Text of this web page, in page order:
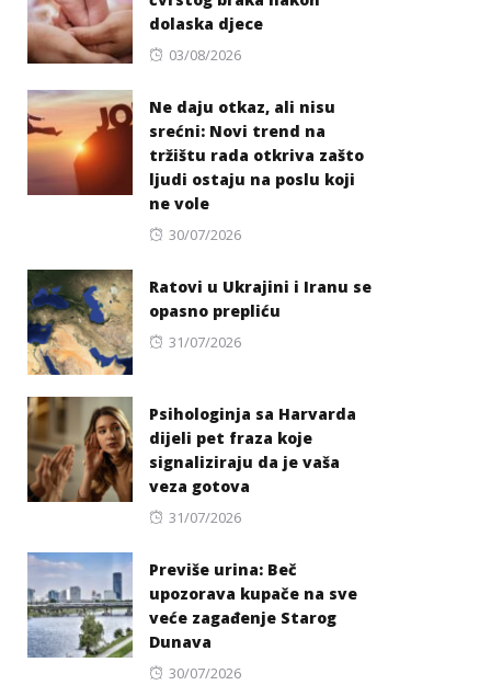
dolaska djece
Posted
03/08/2026
Ne daju otkaz, ali nisu
srećni: Novi trend na
tržištu rada otkriva zašto
ljudi ostaju na poslu koji
ne vole
Posted
30/07/2026
Ratovi u Ukrajini i Iranu se
opasno prepliću
Posted
31/07/2026
Psihologinja sa Harvarda
dijeli pet fraza koje
signaliziraju da je vaša
veza gotova
Posted
31/07/2026
Previše urina: Beč
upozorava kupače na sve
veće zagađenje Starog
Dunava
Posted
30/07/2026